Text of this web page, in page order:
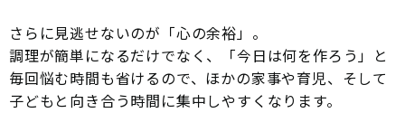
さらに見逃せないのが「心の余裕」。
調理が簡単になるだけでなく、「今日は何を作ろう」と
毎回悩む時間も省けるので、ほかの家事や育児、そして
子どもと向き合う時間に集中しやすくなります。